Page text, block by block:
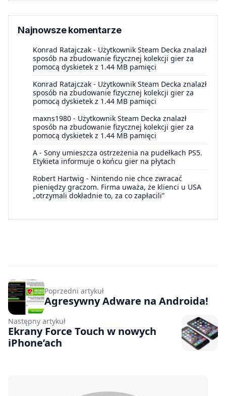
Najnowsze komentarze
Konrad Ratajczak - Użytkownik Steam Decka znalazł
sposób na zbudowanie fizycznej kolekcji gier za
pomocą dyskietek z 1.44 MB pamięci
Konrad Ratajczak - Użytkownik Steam Decka znalazł
sposób na zbudowanie fizycznej kolekcji gier za
pomocą dyskietek z 1.44 MB pamięci
maxns1980 - Użytkownik Steam Decka znalazł
sposób na zbudowanie fizycznej kolekcji gier za
pomocą dyskietek z 1.44 MB pamięci
A - Sony umieszcza ostrzeżenia na pudełkach PS5.
Etykieta informuje o końcu gier na płytach
Robert Hartwig - Nintendo nie chce zwracać
pieniędzy graczom. Firma uważa, że klienci u USA
„otrzymali dokładnie to, za co zapłacili”
Poprzedni artykuł
Agresywny Adware na Androida!
Następny artykuł
Ekrany Force Touch w nowych
iPhone’ach